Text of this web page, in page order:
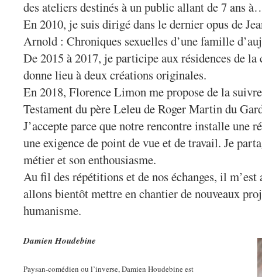
des ateliers destinés à un public allant de 7 ans
En 2010, je suis dirigé dans le dernier opus de
Arnold : Chroniques sexuelles d’une famille
De 2015 à 2017, je participe aux résidences de
donne lieu à deux créations originales.
En 2018, Florence Limon me propose de la
Testament du père Leleu de Roger Martin du
J’accepte parce que notre rencontre installe une
une exigence de point de vue et de travail. Je
métier et son enthousiasme.
Au fil des répétitions et de nos échanges, il m’est
allons bientôt mettre en chantier de nouveaux
humanisme.
Damien Houdebine
Paysan-comédien ou l’inverse, Damien Houdebine est